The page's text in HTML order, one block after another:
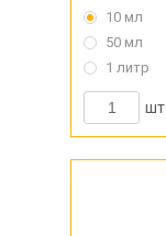
10 мл
50 мл
1 литр
шт